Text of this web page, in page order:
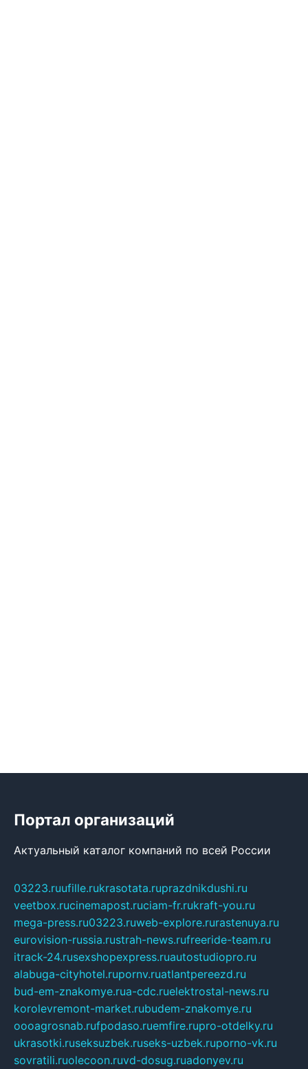
Портал организаций
Актуальный каталог компаний по всей России
03223.ruufille.rukrasotata.ruprazdnikdushi.ru
veetbox.rucinemapost.ruciam-fr.rukraft-you.ru
mega-press.ru03223.ruweb-explore.rurastenuya.ru
eurovision-russia.rustrah-news.rufreeride-team.ru
itrack-24.rusexshopexpress.ruautostudiopro.ru
alabuga-cityhotel.rupornv.ruatlantpereezd.ru
bud-em-znakomye.rua-cdc.ruelektrostal-news.ru
korolevremont-market.rubudem-znakomye.ru
oooagrosnab.rufpodaso.ruemfire.rupro-otdelky.ru
ukrasotki.ruseksuzbek.ruseks-uzbek.ruporno-vk.ru
sovratili.ruolecoon.ruvd-dosug.ruadonyev.ru